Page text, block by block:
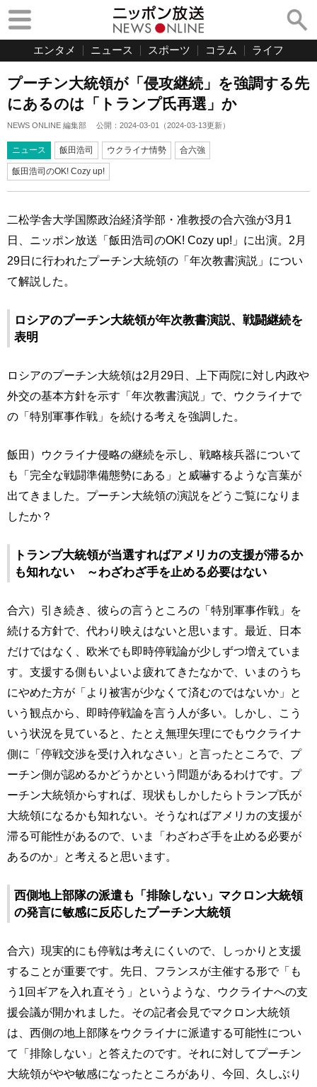
エンタメ ニュース スポーツ コラム ライフ
プーチン大統領が「侵攻継続」を強調する先
にあるのは「トランプ氏再選」か
NEWS ONLINE 編集部 公開： 2024-03-01 （2024-03-13更新）
ニュース 飯田浩司 ウクライナ情勢 合六強
飯田浩司のOK! Cozy up!
二松学舎大学国際政治経済学部・准教授の合六強が3月1
日、ニッポン放送「飯田浩司のOK! Cozy up!」に出演。2月
29日に行われたプーチン大統領の「年次教書演説」につい
て解説した。
ロシアのプーチン大統領が年次教書演説、戦闘継続を
表明
ロシアのプーチン大統領は2月29日、上下両院に対し内政や
外交の基本方針を示す「年次教書演説」で、ウクライナで
の「特別軍事作戦」を続ける考えを強調した。
飯田）ウクライナ侵略の継続を示し、戦略核兵器について
も「完全な戦闘準備態勢にある」と威嚇するような言葉が
出てきました。プーチン大統領の演説をどうご覧になりま
したか？
トランプ大統領が当選すればアメリカの支援が滞るか
も知れない ～わざわざ手を止める必要はない
合六）引き続き、彼らの言うところの「特別軍事作戦」を
続ける方針で、代わり映えはないと思います。最近、日本
だけではなく、欧米でも即時停戦論が少しずつ増えていま
す。支援する側もいよいよ疲れてきたなかで、いまのうち
にやめた方が「より被害が少なくて済むのではないか」と
いう観点から、即時停戦論を言う人が多い。しかし、こう
いう状況を見ていると、たとえ無理矢理にでもウクライナ
側に「停戦交渉を受け入れなさい」と言ったところで、プ
ーチン側が認めるかどうかという問題があるわけです。プ
ーチン大統領からすれば、現状もしかしたらトランプ氏が
大統領になるかも知れない。そうなればアメリカの支援が
滞る可能性があるので、いま「わざわざ手を止める必要が
あるのか」と考えると思います。
西側地上部隊の派遣も「排除しない」マクロン大統領
の発言に敏感に反応したプーチン大統領
合六）現実的にも停戦は考えにくいので、しっかりと支援
することが重要です。先日、フランスが主催する形で「も
う1回ギアを入れ直そう」というような、ウクライナへの支
援会議が開かれました。その記者会見でマクロン大統領
は、西側の地上部隊をウクライナに派遣する可能性につい
て「排除しない」と答えたのです。それに対してプーチン
大統領がやや敏感になったところがあり、今回、久しぶり